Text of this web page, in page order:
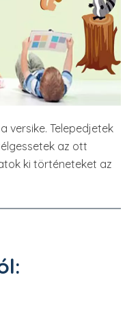
versike. Telepedjetek
az ott
ki történeteket az